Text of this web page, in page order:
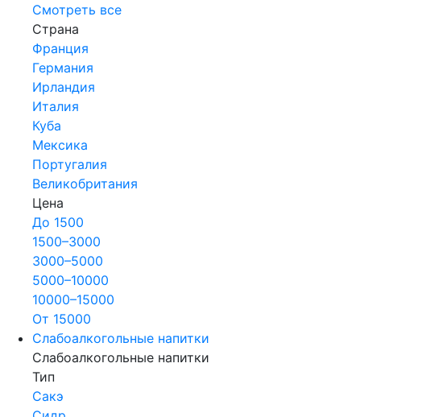
Смотреть все
Страна
Франция
Германия
Ирландия
Италия
Куба
Мексика
Португалия
Великобритания
Цена
До 1500
1500–3000
3000–5000
5000–10000
10000–15000
От 15000
Слабоалкогольные напитки
Слабоалкогольные напитки
Тип
Сакэ